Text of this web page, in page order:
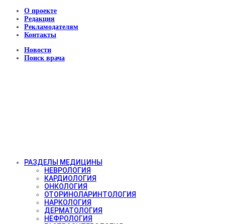
О проекте
Редакция
Рекламодателям
Контакты
Новости
Поиск врача
РАЗДЕЛЫ МЕДИЦИНЫ
НЕВРОЛОГИЯ
КАРДИОЛОГИЯ
ОНКОЛОГИЯ
ОТОРИНОЛАРИНТОЛОГИЯ
НАРКОЛОГИЯ
ДЕРМАТОЛОГИЯ
НЕФРОЛОГИЯ